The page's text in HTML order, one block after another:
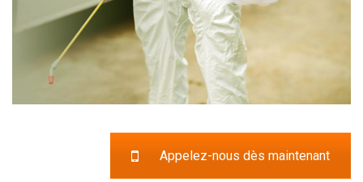
Appelez-nous dès maintenant